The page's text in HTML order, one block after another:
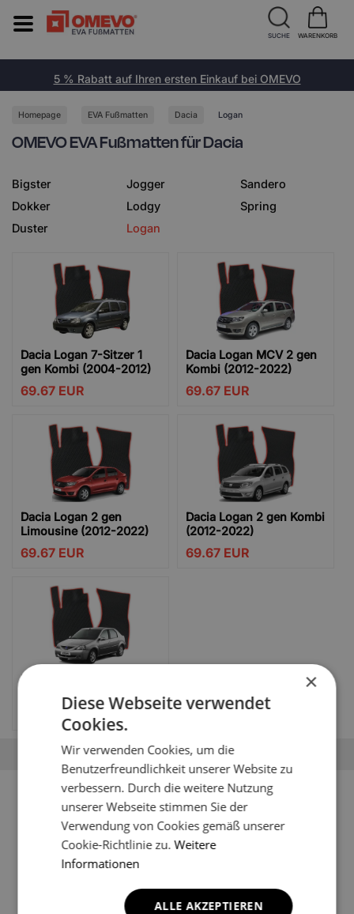
5 % Rabatt auf Ihren ersten Einkauf bei OMEVO
Homepage EVA Fußmatten Dacia Logan
OMEVO EVA Fußmatten für Dacia
Bigster
Dokker
Duster
Jogger
Lodgy
Logan
Sandero
Spring
Dacia Logan 7-Sitzer 1
gen Kombi (2004-2012)
69.67 EUR
Dacia Logan MCV 2 gen
Kombi (2012-2022)
69.67 EUR
Dacia Logan 2 gen
Limousine (2012-2022)
69.67 EUR
Dacia Logan 2 gen Kombi
(2012-2022)
69.67 EUR
Dacia Logan 1 gen
Limousine (2004-2012)
EUR
Sie können Ihr Fahrzeugmodell
nicht finden?
Möglicherweise ist es noch nicht in den Katalog des
Informationen über die Fußmatten für Ihr Modell zu
erhalten.
SUCHE WARENKORB
×
Diese Webseite verwendet
Cookies.
Wir verwenden Cookies, um die
Benutzerfreundlichkeit unserer Website zu
verbessern. Durch die weitere Nutzung
unserer Webseite stimmen Sie der
Verwendung von Cookies gemäß unserer
Cookie-Richtlinie zu.Weitere
Informationen
ALLE AKZEPTIEREN